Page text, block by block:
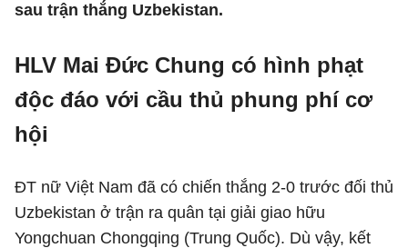
sau trận thắng Uzbekistan.
HLV Mai Đức Chung có hình phạt
độc đáo với cầu thủ phung phí cơ
hội
ĐT nữ Việt Nam đã có chiến thắng 2-0 trước đối thủ
Uzbekistan ở trận ra quân tại giải giao hữu
Yongchuan Chongqing (Trung Quốc). Dù vậy, kết